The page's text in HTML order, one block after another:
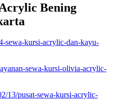
Bening
sewa-kursi-acrylic-dan-kayu-
sewa-kursi-olivia-acrylic-
13/pusat-sewa-kursi-acrylic-